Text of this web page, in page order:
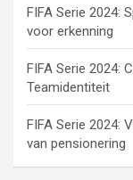
FIFA Serie 2024:
voor erkenning
FIFA Serie 2024:
Teamidentiteit
FIFA Serie 2024:
van pensionering